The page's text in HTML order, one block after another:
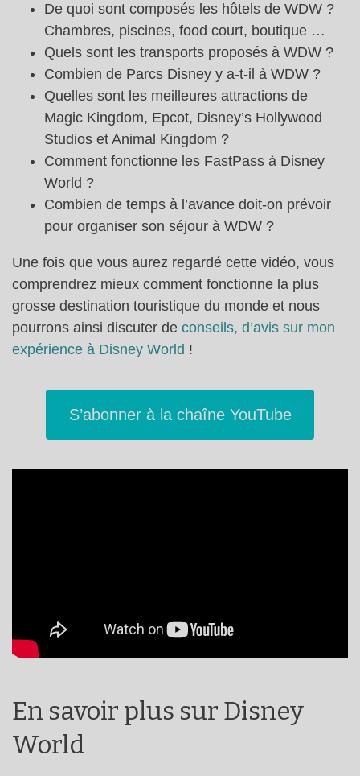
De quoi sont composés les hôtels de WDW ?
Chambres, piscines, food court, boutique …
Quels sont les transports proposés à WDW ?
Combien de Parcs Disney y a-t-il à WDW ?
Quelles sont les meilleures attractions de
Magic Kingdom, Epcot, Disney’s Hollywood
Studios et Animal Kingdom ?
Comment fonctionne les FastPass à Disney
World ?
Combien de temps à l’avance doit-on prévoir
pour organiser son séjour à WDW ?
Une fois que vous aurez regardé cette vidéo, vous
comprendrez mieux comment fonctionne la plus
grosse destination touristique du monde et nous
pourrons ainsi discuter de conseils, d’avis sur mon
expérience à Disney World !
S’abonner à la chaîne YouTube
En savoir plus sur Disney
World